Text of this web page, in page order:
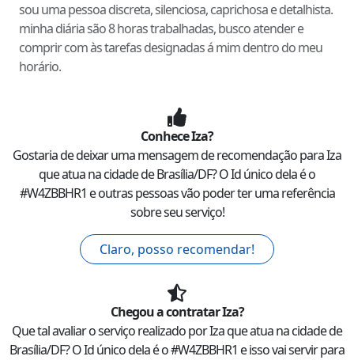
sou uma pessoa discreta, silenciosa, caprichosa e detalhista.
minha diária são 8 horas trabalhadas, busco atender e
comprir com às tarefas designadas á mim dentro do meu
horário.
ConheceIza?
Gostaria de deixar uma mensagem de recomendação paraIza
que atua na cidade deBrasília/DF? O Id único dela é o
#W4ZBBHR1 e outras pessoas vão poder ter uma referência
sobre seu serviço!
Claro, posso recomendar!
Chegou a contratarIza?
Que tal avaliar o serviço realizado porIzaque atua na cidade de
Brasília/DF? O Id único dela é o #W4ZBBHR1 e isso vai servir para